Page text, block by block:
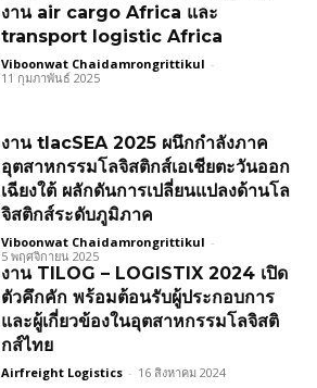
งาน air cargo Africa และ
transport logistic Africa
Viboonwat Chaidamrongrittikul -
11 กุมภาพันธ์ 2025
งาน tlacSEA 2025 ผนึกกำลังภาค
อุตสาหกรรมโลจิสติกส์เอเชียตะวันออก
เฉียงใต้ ผลักดันการเปลี่ยนแปลงด้านโล
จิสติกส์ระดับภูมิภาค
Viboonwat Chaidamrongrittikul -
5 พฤศจิกายน 2025
งาน TILOG – LOGISTIX 2024 เปิด
ตัวคึกคัก พร้อมต้อนรับผู้ประกอบการ
และผู้เกี่ยวข้องในอุตสาหกรรมโลจิสติ
กส์ไทย
Airfreight Logistics - 16 สิงหาคม 2024